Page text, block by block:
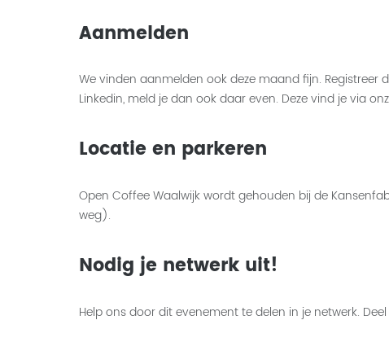
Aanmelden
We vinden aanmelden ook deze maand fijn. Registreer
Linkedin, meld je dan ook daar even. Deze vind je via
Locatie en parkeren
Open Coffee Waalwijk wordt gehouden bij de
weg).
Nodig je netwerk uit!
Help ons door dit evenement te delen in je netwerk.